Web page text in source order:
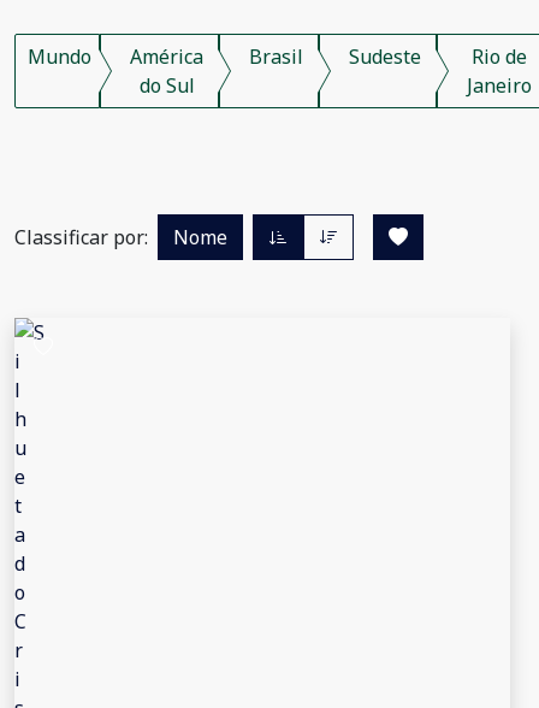
Mundo
América
do Sul
Brasil Sudeste
Rio de
Janeiro
Classificar por: Nome